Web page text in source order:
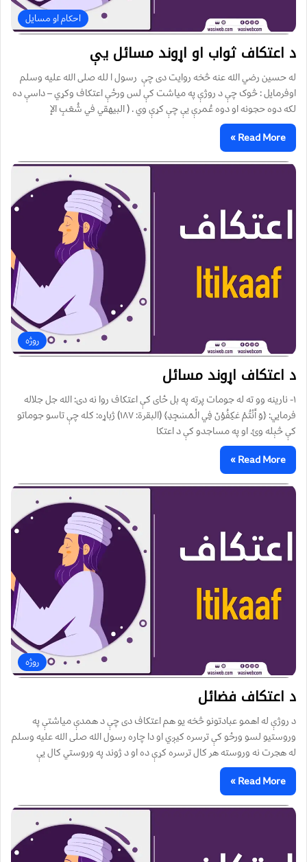
احکام او مسایل
د اعتکاف ثواب او اړوند مسائل یې
له حسين رضي الله عنه څخه روايت دی چې رسول ا لله صلی الله عليه وسلم
اوفرمايل : څوک چې د روژې په مياشت کې لس ورځې اعتکاف وکړي – داسې ده
لکه دوه حجونه او دوه عُمرې يې چې کړې وي . ( البيهقي في شُعَبِ الإ
Read More »
روژه
د اعتکاف اړوند مسائل
١- نارينه وو ته له جومات پرته په بل ځای کې اعتکاف روا نه دی: الله جل جلاله
فرمايي: ﴿وَ أَنْتُمْ عٰکِفُوْنَ فِي الْمَسٰجِدِ‏﴾ (البقرة: ۱۸۷) ژباړه: کله چې تاسو جوماتو
کې څېله وئ. او په مساجدو کې د اعتکا
Read More »
روژه
د اعتکاف فضائل
د روژې له اهمو عبادتونو څخه يو هم اعتکاف دی چې د همدې مياشتې په
وروستيو لسو ورځو کې ترسره کيږي او دا چاره رسول الله صلی الله عليه وسلم
له هجرت نه وروسته هر کال ترسره کړې ده او د ژوند په وروستي کال يې
Read More »